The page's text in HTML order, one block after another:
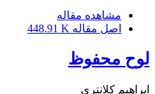
مشاهده مقاله
اصل مقاله 448.91 K
لوح محفوظ
ابراهیم کلانتری